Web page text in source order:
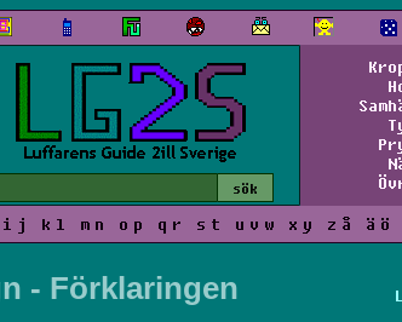
i j k l m n o p q r s t u v w x y z å ä ö
- Förklaringen